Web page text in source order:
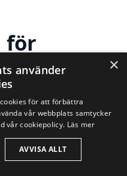
för
andra
i Älgö
×
använder
för att förbättra
vår webbplats samtycker
vår cookiepolicy. Läs mer
AVVISA ALLT